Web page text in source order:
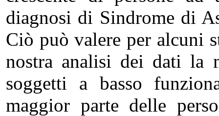
diagnosi di Sindrome di
Ciò può valere per alcuni
nostra analisi dei dati la
soggetti a basso
maggior parte delle